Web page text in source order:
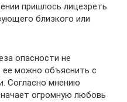
пришлось лицезреть
близкого или
опасности не
можно объяснить с
Согласно мнению
огромную любовь